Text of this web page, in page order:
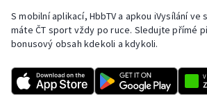
Short track
Stolní tenis
S mobilní aplikací, HbbTV a apkou iVysílání
máte ČT sport vždy po ruce. Sledujte přímé
bonusový obsah kdekoli a kdykoli.